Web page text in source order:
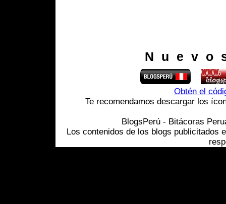
Obtén el
Te recomendamos descargar los
BlogsPerú - Bitácoras
Los contenidos de los blogs publicitados